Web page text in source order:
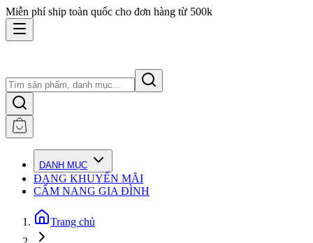
Miễn phí ship toàn quốc cho đơn hàng từ 500k
DANH MỤC
ĐANG KHUYẾN MÃI
CẨM NANG GIA ĐÌNH
Trang chủ